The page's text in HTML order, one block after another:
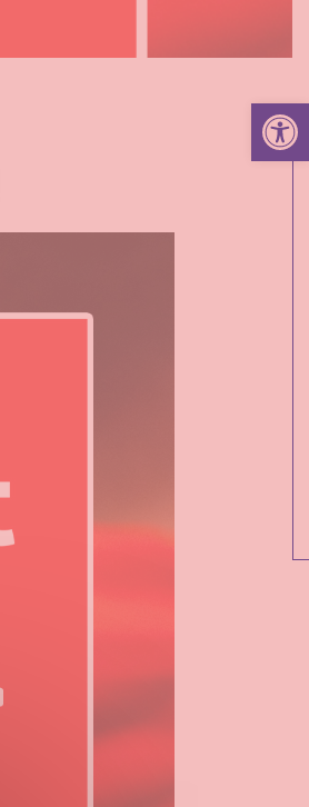
Ouvrir